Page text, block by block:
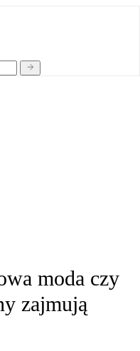
moda czy
zajmują